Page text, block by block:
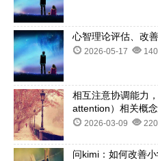
心智理论评估、改
2026-05-17
相互注意协调能力
attention）相关概念
2026-03-09
问kimi：如何改善